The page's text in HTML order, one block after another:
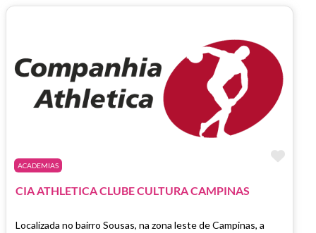
ACADEMIAS
CIA ATHLETICA CLUBE CULTURA CAMPINAS
Localizada no bairro Sousas, na zona leste de Campinas, a